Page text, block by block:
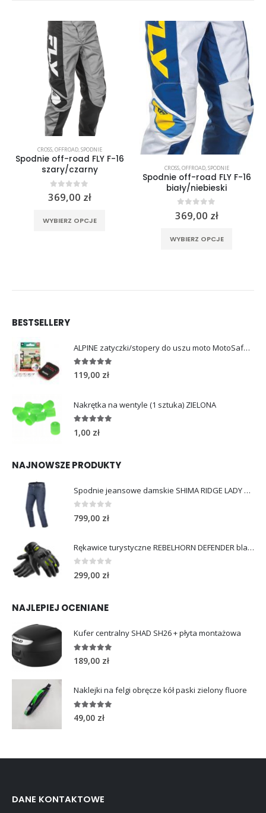
PROTEKTORYCROSS,OFFROAD,SPODNIE
Spodnie off-road FLY F-16
szary/czarny
0out of 5
369,00 zł
WYBIERZ OPCJE
CROSS,OFFROAD,SPODNIE
Spodnie off-road FLY F-16
biały/niebieski
0 out of 5
369,00 zł
WYBIERZ OPCJE
BESTSELLERY
ALPINE zatyczki/stopery do uszu moto MotoSafe Pro
4.96out of 5
119,00 zł
Nakrętka na wentyle (1 sztuka) ZIELONA
out of 5
1,00 zł
NAJNOWSZE PRODUKTY
Spodnie jeansowe damskie SHIMA RIDGE LADY blue
out of 5
799,00 zł
Rękawice turystyczne REBELHORN DEFENDER black yellow fluo
out of 5
299,00 zł
NAJLEPIEJ OCENIANE
Kufer centralny SHAD SH26 + płyta montażowa
out of 5
189,00 zł
Naklejki na felgi obręcze kół paski zielony fluore
out of 5
49,00 zł
DANE KONTAKTOWE